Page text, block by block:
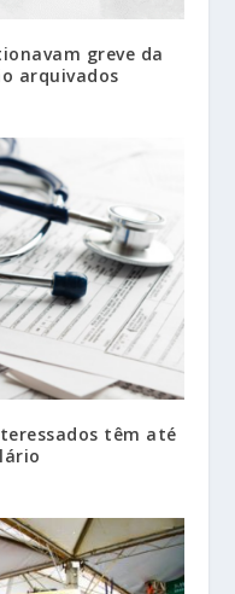
greve da
arquivados
têm até